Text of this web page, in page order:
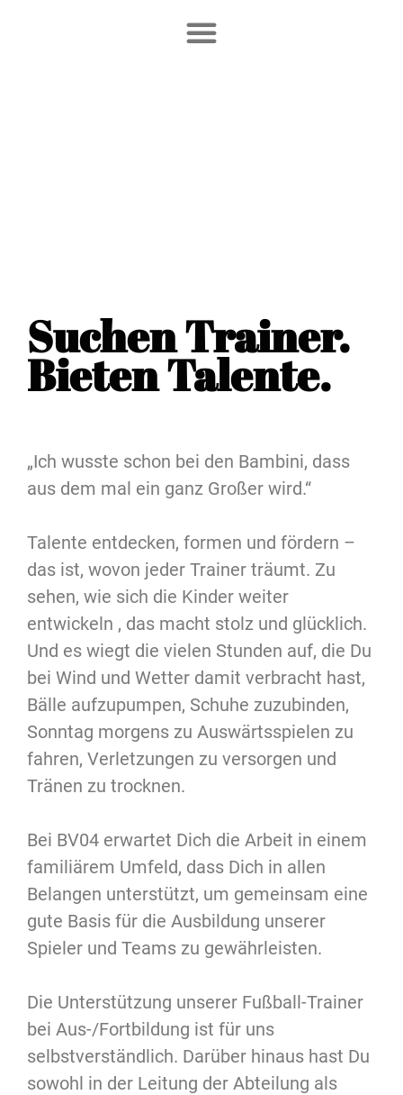
Suchen Trainer.
Bieten Talente.
„Ich wusste schon bei den Bambini, dass
aus dem mal ein ganz Großer wird.“
Talente entdecken, formen und fördern –
das ist, wovon jeder Trainer träumt. Zu
sehen, wie sich die Kinder weiter
entwickeln , das macht stolz und glücklich.
Und es wiegt die vielen Stunden auf, die Du
bei Wind und Wetter damit verbracht hast,
Bälle aufzupumpen, Schuhe zuzubinden,
Sonntag morgens zu Auswärtsspielen zu
fahren, Verletzungen zu versorgen und
Tränen zu trocknen.
Bei BV04 erwartet Dich die Arbeit in einem
familiärem Umfeld, dass Dich in allen
Belangen unterstützt, um gemeinsam eine
gute Basis für die Ausbildung unserer
Spieler und Teams zu gewährleisten.
Die Unterstützung unserer Fußball-Trainer
bei Aus-/Fortbildung ist für uns
selbstverständlich. Darüber hinaus hast Du
sowohl in der Leitung der Abteilung als